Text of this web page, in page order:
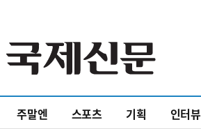
주말엔 스포츠 기획 인터뷰